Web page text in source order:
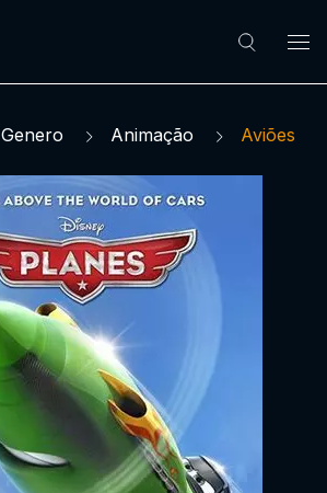
Genero Animação Aviões